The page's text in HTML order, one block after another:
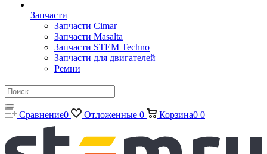
Запчасти
Запчасти Cimar
Запчасти Masalta
Запчасти STEM Techno
Запчасти для двигателей
Ремни
Сравнение0 Отложенные 0 Корзина0 0